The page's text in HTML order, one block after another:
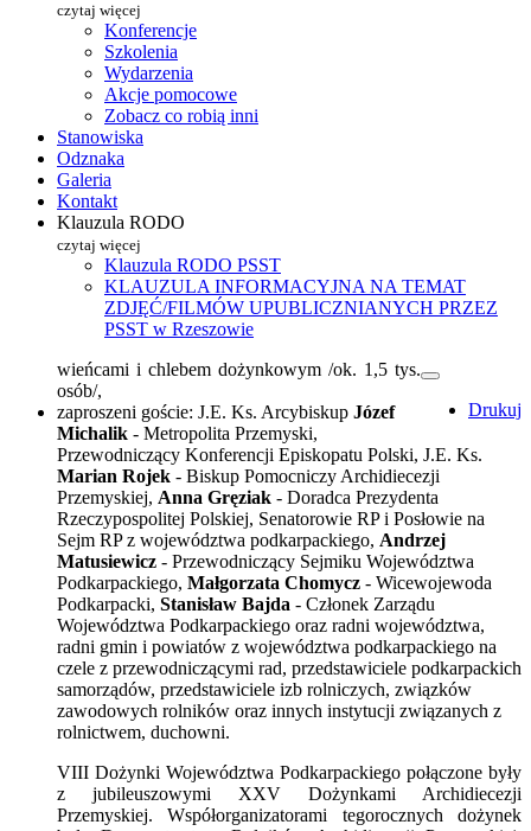
czytaj więcej
Konferencje
Szkolenia
Wydarzenia
Akcje pomocowe
Zobacz co robią inni
Stanowiska
Odznaka
Galeria
Kontakt
Klauzula RODO
czytaj więcej
Klauzula RODO PSST
KLAUZULA INFORMACYJNA NA TEMAT
ZDJĘĆ/FILMÓW UPUBLICZNIANYCH PRZEZ
PSST w Rzeszowie
Drukuj
wieńcami i chlebem dożynkowym /ok. 1,5 tys.
osób/,
zaproszeni goście: J.E. Ks. Arcybiskup Józef
Michalik - Metropolita Przemyski,
Przewodniczący Konferencji Episkopatu Polski, J.E. Ks.
Marian Rojek - Biskup Pomocniczy Archidiecezji
Przemyskiej, Anna Gręziak - Doradca Prezydenta
Rzeczypospolitej Polskiej, Senatorowie RP i Posłowie na
Sejm RP z województwa podkarpackiego, Andrzej
Matusiewicz - Przewodniczący Sejmiku Województwa
Podkarpackiego, Małgorzata Chomycz - Wicewojewoda
Podkarpacki, Stanisław Bajda - Członek Zarządu
Województwa Podkarpackiego oraz radni województwa,
radni gmin i powiatów z województwa podkarpackiego na
czele z przewodniczącymi rad, przedstawiciele podkarpackich
samorządów, przedstawiciele izb rolniczych, związków
zawodowych rolników oraz innych instytucji związanych z
rolnictwem, duchowni.
VIII Dożynki Województwa Podkarpackiego połączone były
z jubileuszowymi XXV Dożynkami Archidiecezji
Przemyskiej. Współorganizatorami tegorocznych dożynek